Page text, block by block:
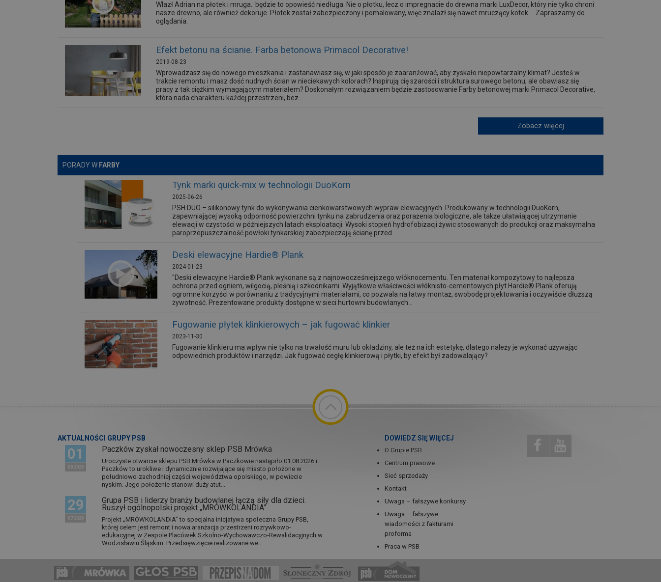
Wlazł Adrian na płotek i mruga.. będzie to opowieść niedługa. Nie o płotku, lecz o impregnacie do drewna marki LuxDecor, który nie tylko chroni
nasze drewno, ale również dekoruje. Płotek został zabezpieczony i pomalowany, więc znalazł się nawet mruczący kotek.... Zapraszamy do
oglądania.
Efekt betonu na ścianie. Farba betonowa Primacol Decorative!
2019-08-23
Wprowadzasz się do nowego mieszkania i zastanawiasz się, w jaki sposób je zaaranżować, aby zyskało niepowtarzalny klimat? Jesteś w
trakcie remontu i masz dość nudnych ścian w nieciekawych kolorach? Inspirują cię szarości i struktura surowego betonu, ale obawiasz się
pracy z tak ciężkim wymagającym materiałem? Doskonałym rozwiązaniem będzie zastosowanie Farby betonowej marki Primacol Decorative,
która nada charakteru każdej przestrzeni, bez...
Zobacz więcej
PORADY W FARBY
Tynk marki quick-mix w technologii DuoKorn
2025-06-26
PSH DUO – silikonowy tynk do wykonywania cienkowarstwowych wypraw elewacyjnych. Produkowany w technologii DuoKorn,
zapewniającej wysoką odporność powierzchni tynku na zabrudzenia oraz porażenia biologiczne, ale także ułatwiającej utrzymanie
elewacji w czystości w późniejszych latach eksploatacji. Wysoki stopień hydrofobizacji żywic stosowanych do produkcji oraz maksymalna
paroprzepuszczalność powłoki tynkarskiej zabezpieczają ścianę przed...
Deski elewacyjne Hardie® Plank
2024-01-23
"Deski elewacyjne Hardie® Plank wykonane są z najnowocześniejszego włóknocementu. Ten materiał kompozytowy to najlepsza
ochrona przed ogniem, wilgocią, pleśnią i szkodnikami. Wyjątkowe właściwości włóknisto-cementowych płyt Hardie® Plank oferują
ogromne korzyści w porównaniu z tradycyjnymi materiałami, co pozwala na łatwy montaż, swobodę projektowania i oczywiście dłuższą
żywotność. Prezentowane produkty dostępne w sieci hurtowni budowlanych...
Fugowanie płytek klinkierowych – jak fugować klinkier
2023-11-30
Fugowanie klinkieru ma wpływ nie tylko na trwałość muru lub okładziny, ale też na ich estetykę, dlatego należy je wykonać używając
odpowiednich produktów i narzędzi. Jak fugować cegłę klinkierową i płytki, by efekt był zadowalający?
AKTUALNOŚCI GRUPY PSB
01
08 2026
Paczków zyskał nowoczesny sklep PSB Mrówka
Uroczyste otwarcie sklepu PSB Mrówka w Paczkowie nastąpiło 01.08.2026 r.
Paczków to urokliwe i dynamicznie rozwijające się miasto położone w
południowo-zachodniej części województwa opolskiego, w powiecie
nyskim. Jego położenie stanowi duży atut...
29
07 2026
Grupa PSB i liderzy branży budowlanej łączą siły dla dzieci.
Ruszył ogólnopolski projekt „MRÓWKOLANDIA”
Projekt „MRÓWKOLANDIA” to specjalna inicjatywa społeczna Grupy PSB,
której celem jest remont i nowa aranżacja przestrzeni rozrywkowo-
edukacyjnej w Zespole Placówek Szkolno-Wychowawczo-Rewalidacyjnych w
Wodzisławiu Śląskim. Przedsięwzięcie realizowane we...
DOWIEDZ SIĘ WIĘCEJ
O Grupie PSB
Centrum prasowe
Sieć sprzedaży
Kontakt
Uwaga – fałszywe konkursy
Uwaga – fałszywe
wiadomości z fakturami
proforma
Praca w PSB